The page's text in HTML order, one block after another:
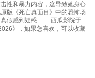
性和暴力内容，这导致她身心
版《死亡真面目》中的恐怖场
真假感到疑惑…… 西瓜影院于
》，如果您喜欢，可以收藏